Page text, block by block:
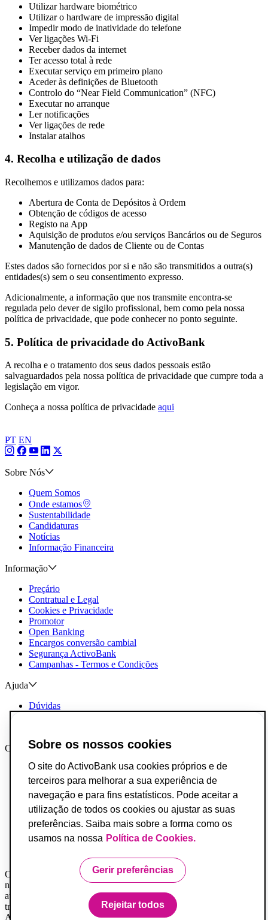
Utilizar hardware biométrico
Utilizar o hardware de impressão digital
Impedir modo de inatividade do telefone
Ver ligações Wi-Fi
Receber dados da internet
Ter acesso total à rede
Executar serviço em primeiro plano
Aceder às definições de Bluetooth
Controlo do “Near Field Communication” (NFC)
Executar no arranque
Ler notificações
Ver ligações de rede
Instalar atalhos
4. Recolha e utilização de dados
Recolhemos e utilizamos dados para:
Abertura de Conta de Depósitos à Ordem
Obtenção de códigos de acesso
Registo na App
Aquisição de produtos e/ou serviços Bancários ou de Seguros
Manutenção de dados de Cliente ou de Contas
Estes dados são fornecidos por si e não são transmitidos a outra(s)
entidades(s) sem o seu consentimento expresso.
Adicionalmente, a informação que nos transmite encontra-se
regulada pelo dever de sigilo profissional, bem como pela nossa
política de privacidade, que pode conhecer no ponto seguinte.
5. Política de privacidade do ActivoBank
A recolha e o tratamento dos seus dados pessoais estão
salvaguardados pela nossa política de privacidade que cumpre toda a
legislação em vigor.
Conheça a nossa política de privacidade aqui
PT EN
Sobre Nós
Quem Somos
Onde estamos
Sustentabilidade
Candidaturas
Notícias
Informação Financeira
Informação
Preçário
Contratual e Legal
Cookies e Privacidade
Promotor
Open Banking
Encargos conversão cambial
Segurança ActivoBank
Campanhas - Termos e Condições
Ajuda
Dúvidas
Canais AB
App ActivoBank
App ActivoTrader
Metaverso
Incumprimento de Contratos de Crédito
Fundo de Garantia de Depósitos
Resolução Alternativa de Conflitos do Consumo
Livro de Reclamações
O Banco ActivoBank, S.A. é um intermediário financeiro registado
na Comissão do Mercado de Valores Mobiliários e encontra-se
autorizado a prestar os serviços de investimento de receção e
transmissão de ordens por conta de outrem.
ActivoBank e ActivoBank Simplifica são marcas detidas pelo
Sobre os nossos cookies
O site do ActivoBank usa cookies próprios e de
terceiros para melhorar a sua experiência de
navegação e para fins estatísticos. Pode aceitar a
utilização de todos os cookies ou ajustar as suas
preferências. Saiba mais sobre a forma como os
usamos na nossa Política de Cookies.
Gerir preferências
Rejeitar todos